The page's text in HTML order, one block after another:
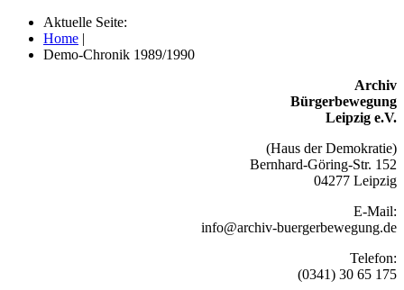
Aktuelle Seite:
Home |
Demo-Chronik 1989/1990
Archiv
Bürgerbewegung
Leipzig e.V.
(Haus der Demokratie)
Bernhard-Göring-Str. 152
04277 Leipzig
E-Mail:
info@archiv-buergerbewegung.de
Telefon:
(0341) 30 65 175